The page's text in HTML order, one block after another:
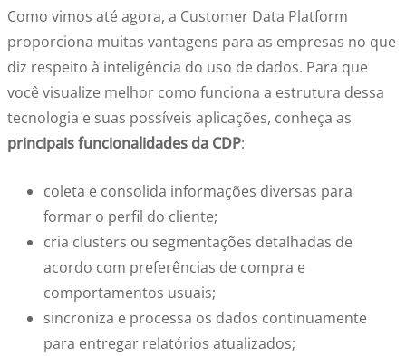
Como vimos até agora, a Customer Data Platform
proporciona muitas vantagens para as empresas no que
diz respeito à inteligência do uso de dados. Para que
você visualize melhor como funciona a estrutura dessa
tecnologia e suas possíveis aplicações, conheça as
principais funcionalidades da CDP:
coleta e consolida informações diversas para
formar o perfil do cliente;
cria clusters ou segmentações detalhadas de
acordo com preferências de compra e
comportamentos usuais;
sincroniza e processa os dados continuamente
para entregar relatórios atualizados;